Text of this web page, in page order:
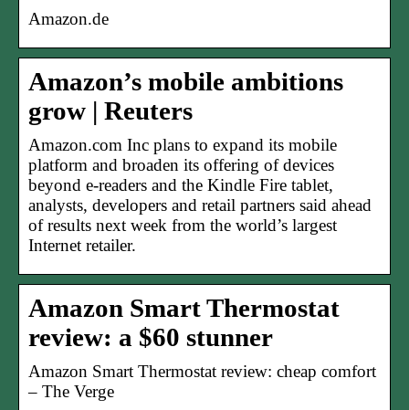
Amazon.de
Amazon’s mobile ambitions
grow | Reuters
Amazon.com Inc plans to expand its mobile
platform and broaden its offering of devices
beyond e-readers and the Kindle Fire tablet,
analysts, developers and retail partners said ahead
of results next week from the world’s largest
Internet retailer.
Amazon Smart Thermostat
review: a $60 stunner
Amazon Smart Thermostat review: cheap comfort
– The Verge